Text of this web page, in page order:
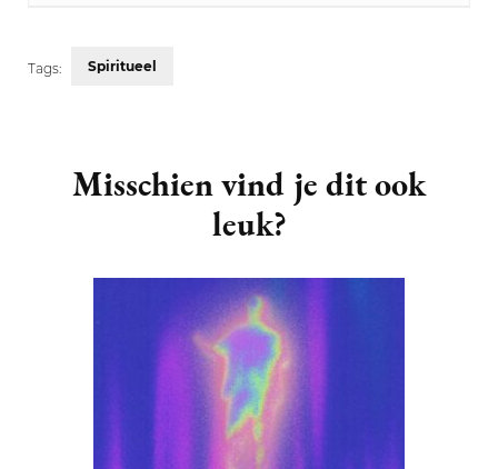
Tags: Spiritueel
Navigation
Misschien vind je dit ook
leuk?